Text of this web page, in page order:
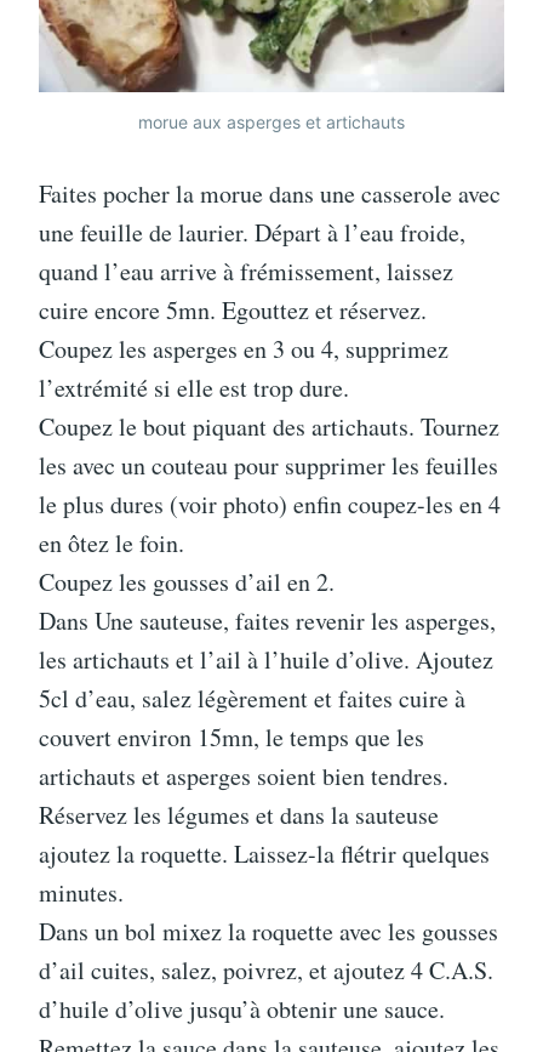
morue aux asperges et artichauts
Faites pocher la morue dans une casserole avec
une feuille de laurier. Départ à l’eau froide,
quand l’eau arrive à frémissement, laissez
cuire encore 5mn. Egouttez et réservez.
Coupez les asperges en 3 ou 4, supprimez
l’extrémité si elle est trop dure.
Coupez le bout piquant des artichauts. Tournez
les avec un couteau pour supprimer les feuilles
le plus dures (voir photo) enfin coupez-les en 4
en ôtez le foin.
Coupez les gousses d’ail en 2.
Dans Une sauteuse, faites revenir les asperges,
les artichauts et l’ail à l’huile d’olive. Ajoutez
5cl d’eau, salez légèrement et faites cuire à
couvert environ 15mn, le temps que les
artichauts et asperges soient bien tendres.
Réservez les légumes et dans la sauteuse
ajoutez la roquette. Laissez-la flétrir quelques
minutes.
Dans un bol mixez la roquette avec les gousses
d’ail cuites, salez, poivrez, et ajoutez 4 C.A.S.
d’huile d’olive jusqu’à obtenir une sauce.